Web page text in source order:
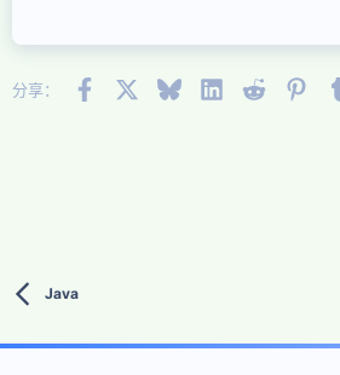
22
26
Times New Roman
Trebuchet MS
分享： FacebookX (Twitter)
BlueskyLinkedInReddit
Java